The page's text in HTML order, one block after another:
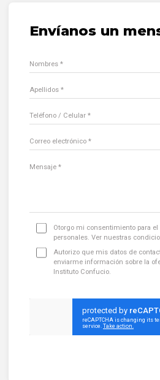
Envíanos un
Nombres *
Apellidos *
Teléfono / Celular *
Correo electrónico *
Mensaje *
Otorgo mi consentimiento para
personales. Ver nuestras
Autorizo que mis datos de
enviarme información sobre la
Instituto Confucio.